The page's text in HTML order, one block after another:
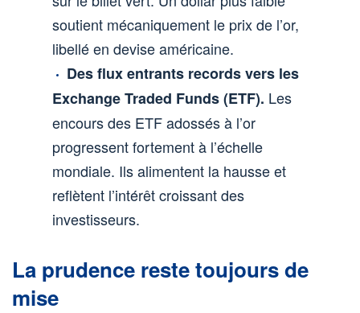
soutient mécaniquement le prix de l’or,
libellé en devise américaine.
Des flux entrants records vers les
Exchange Traded Funds (ETF). Les
encours des ETF adossés à l’or
progressent fortement à l’échelle
mondiale. Ils alimentent la hausse et
reflètent l’intérêt croissant des
investisseurs.
La prudence reste toujours de
mise